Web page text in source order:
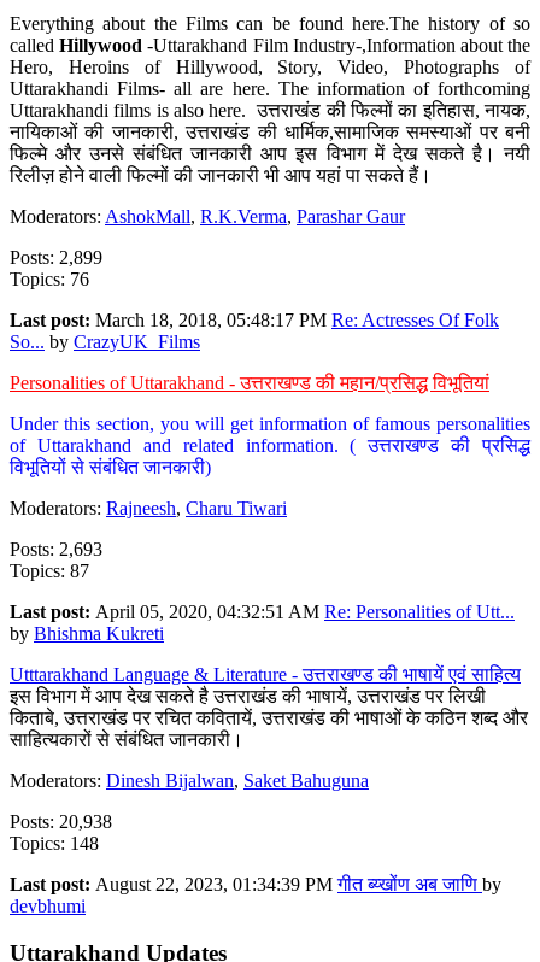
Everything about the Films can be found here.The history of so
calledHillywood-Uttarakhand Film Industry-,Information about the
Hero, Heroins of Hillywood, Story, Video, Photographs of
Uttarakhandi Films- all are here. The information of forthcoming
Uttarakhandi films is also here. उत्तराखंड की फिल्मों का इतिहास, नायक,
नायिकाओं की जानकारी, उत्तराखंड की धार्मिक,सामाजिक समस्याओं पर बनी
फिल्मे और उनसे संबंधित जानकारी आप इस विभाग में देख सकते है। नयी
रिलीज़ होने वाली फिल्मों की जानकारी भी आप यहां पा सकते हैं।
Moderators: AshokMall, R.K.Verma, Parashar Gaur
Posts: 2,899
Topics: 76
Last post: March 18, 2018, 05:48:17 PM Re: Actresses Of Folk
So... by CrazyUK_Films
Personalities of Uttarakhand - उत्तराखण्ड की महान/प्रसिद्ध विभूतियां
Under this section, you will get information of famous personalities
of Uttarakhand and related information. ( उत्तराखण्ड की प्रसिद्ध
विभूतियों से संबंधित जानकारी)
Moderators: Rajneesh, Charu Tiwari
Posts: 2,693
Topics: 87
Last post: April 05, 2020, 04:32:51 AM Re: Personalities of Utt...
by Bhishma Kukreti
Utttarakhand Language & Literature - उत्तराखण्ड की भाषायें एवं साहित्य
इस विभाग में आप देख सकते है उत्तराखंड की भाषायें, उत्तराखंड पर लिखी
किताबे, उत्तराखंड पर रचित कवितायें, उत्तराखंड की भाषाओं के कठिन शब्द और
साहित्यकारों से संबंधित जानकारी।
Moderators: Dinesh Bijalwan, Saket Bahuguna
Posts: 20,938
Topics: 148
Last post: August 22, 2023, 01:34:39 PMगीत ब्य्खोंण अब जाणि by
devbhumi
Uttarakhand Updates